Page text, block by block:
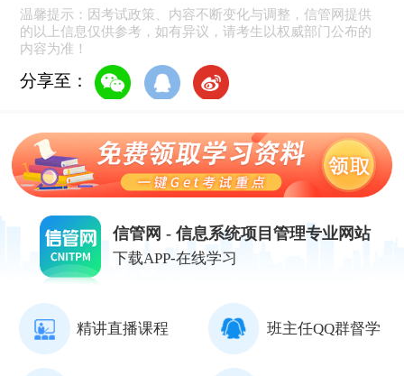
温馨提示：因考试政策、内容不断变化与调整，信管网提供
的以上信息仅供参考，如有异议，请考生以权威部门公布的
内容为准！
分享至：
信管网 - 信息系统项目管理专业网站
下载APP-在线学习
精讲直播课程 班主任QQ群督学